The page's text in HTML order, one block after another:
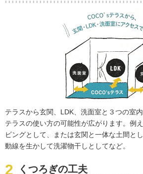
テラスから玄関、LDK、洗面室と３つの室
テラスの使い方の可能性が広がります。例
ビングとして、または玄関と一体な土間と
動線を生かして洗濯物干しとしてなど。
くつろぎの工夫